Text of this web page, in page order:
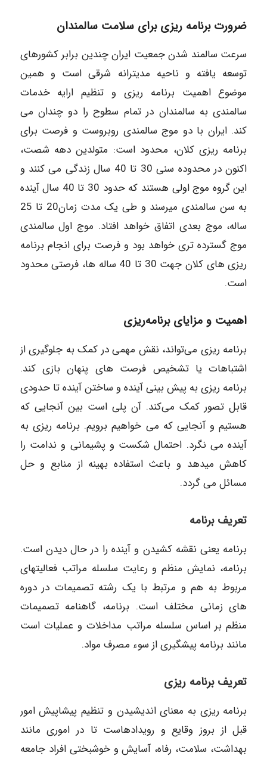
ضرورت برنامه ‎ریزی برای سلامت سالمندان
سرعت سالمند شدن جمعیت ایران چندین برابر کشورهای
توسعه یافته و ناحیه مدیترانه شرقی است و همین
موضوع اهمیت برنامه ریزی و تنظیم ارایه خدمات
سالمندی به سالمندان در تمام سطوح را دو چندان می
کند. ایران با دو موج سالمندی روبروست و فرصت برای
برنامه ریزی کلان، محدود است: متولدین دهه شصت،
اکنون در محدوده سنی 30 تا 40 سال زندگی می‎ کنند و
این گروه موج اولی هستند که حدود 30 تا 40 سال آینده
به سن سالمندی میرسند و طی یک مدت زمان20 تا 25
ساله، موج بعدی اتفاق خواهد افتاد. موج اول سالمندی
موج گسترده تری خواهد بود و فرصت برای انجام برنامه
ریزی های کلان جهت 30 تا 40 ساله‎ ها، فرصتی محدود
است.
اهمیت و مزایای برنامه‌ریزی
برنامه ‎ریزی می‌تواند، نقش مهمی در کمک به جلوگیری از
اشتباهات یا تشخیص فرصت‌ های پنهان بازی کند.
برنامه ‎ریزی به پیش بینی آینده و ساختن آینده تا حدودی
قابل تصور کمک می‌کند. آن پلی است بین آنجایی که
هستیم و آنجایی که می‌ خواهیم برویم. برنامه‎ ریزی به
آینده می‌ نگرد. احتمال شکست و پشیمانی و ندامت را
کاهش میدهد و باعث استفاده بهینه از منابع و حل
مسائل می‎ گردد.
تعریف برنامه
برنامه یعنی نقشه کشیدن و آینده را در حال دیدن است.
برنامه، نمایش منظم و رعایت سلسله مراتب فعالیتهای
مربوط به هم و مرتبط با یک رشته تصمیمات در دوره
‎های زمانی مختلف است. برنامه، گاهنامه تصمیمات
منظم بر اساس سلسله مراتب مداخلات و عملیات است
مانند برنامه پیشگیری از سوء مصرف مواد.
تعریف برنامه ریزی
برنامه ‎ریزی به معنای اندیشیدن و تنظیم پیشاپیش امور
قبل از بروز وقایع و رویدادهاست تا در اموری مانند
بهداشت، سلامت، رفاه، آسایش و خوشبختی افراد جامعه